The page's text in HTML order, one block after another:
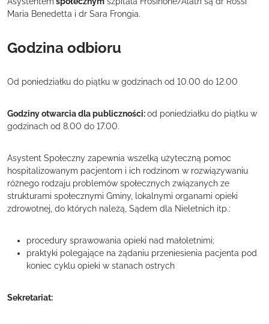
Maria Benedetta i dr Sara Frongia.
Godzina odbioru
Od poniedziałku do piątku w godzinach od 10.00 do 12.00
Godziny otwarcia dla publiczności:od poniedziałku do piątku w
godzinach od 8.00 do 17.00.
Asystent Społeczny zapewnia wszelką użyteczną pomoc
hospitalizowanym pacjentom i ich rodzinom w rozwiązywaniu
różnego rodzaju problemów społecznych związanych ze
strukturami społecznymi Gminy, lokalnymi organami opieki
zdrowotnej, do których należą, Sądem dla Nieletnich itp.:
procedury sprawowania opieki nad małoletnimi;
praktyki polegające na żądaniu przeniesienia pacjenta pod
koniec cyklu opieki w stanach ostrych
Sekretariat: